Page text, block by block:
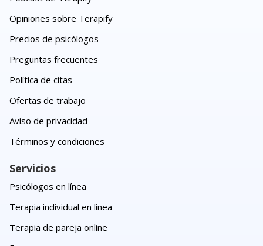
Opiniones sobre Terapify
Precios de psicólogos
Preguntas frecuentes
Política de citas
Ofertas de trabajo
Aviso de privacidad
Términos y condiciones
Servicios
Psicólogos en línea
Terapia individual en línea
Terapia de pareja online